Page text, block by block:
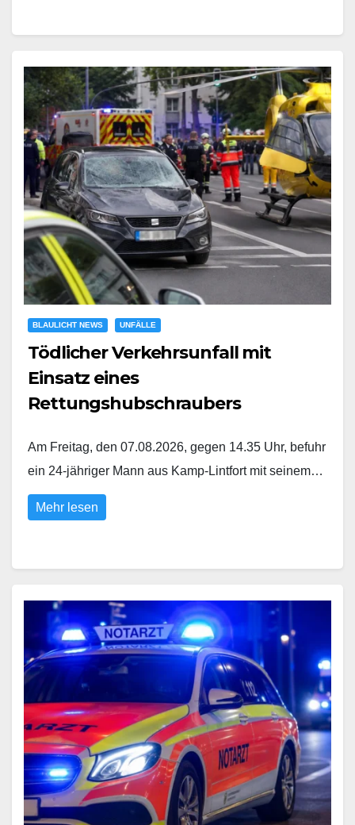
BLAULICHT NEWS UNFÄLLE
Tödlicher Verkehrsunfall mit
Einsatz eines
Rettungshubschraubers
Am Freitag, den 07.08.2026, gegen 14.35 Uhr, befuhr
ein 24-jähriger Mann aus Kamp-Lintfort mit seinem…
Mehr lesen